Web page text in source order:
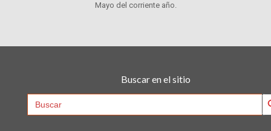
Mayo del corriente año.
Buscar en el sitio
Search